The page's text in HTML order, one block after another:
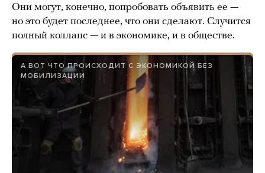
Они могут, конечно, попробовать объявить ее —
но это будет последнее, что они сделают. Случится
полный коллапс — и в экономике, и в обществе.
А ВОТ ЧТО ПРОИСХОДИТ С ЭКОНОМИКОЙ БЕЗ
МОБИЛИЗАЦИИ